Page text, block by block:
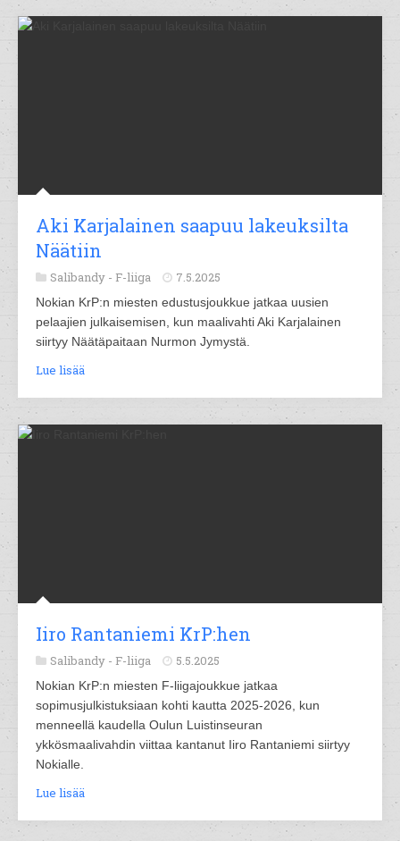
Aki Karjalainen saapuu lakeuksilta
Näätiin
Salibandy - F-liiga 7.5.2025
Nokian KrP:n miesten edustusjoukkue jatkaa uusien
pelaajien julkaisemisen, kun maalivahti Aki Karjalainen
siirtyy Näätäpaitaan Nurmon Jymystä.
Lue lisää
Iiro Rantaniemi KrP:hen
Salibandy - F-liiga 5.5.2025
Nokian KrP:n miesten F-liigajoukkue jatkaa
sopimusjulkistuksiaan kohti kautta 2025-2026, kun
menneellä kaudella Oulun Luistinseuran
ykkösmaalivahdin viittaa kantanut Iiro Rantaniemi siirtyy
Nokialle.
Lue lisää